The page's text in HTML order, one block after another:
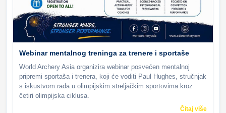
Webinar mentalnog treninga za trenere i sportaše
World Archery Asia organizira webinar posvećen mentalnoj
pripremi sportaša i trenera, koji će voditi Paul Hughes, stručnjak
s iskustvom rada u olimpijskim streljačkim sportovima kroz
četiri olimpijska ciklusa.
Čitaj više